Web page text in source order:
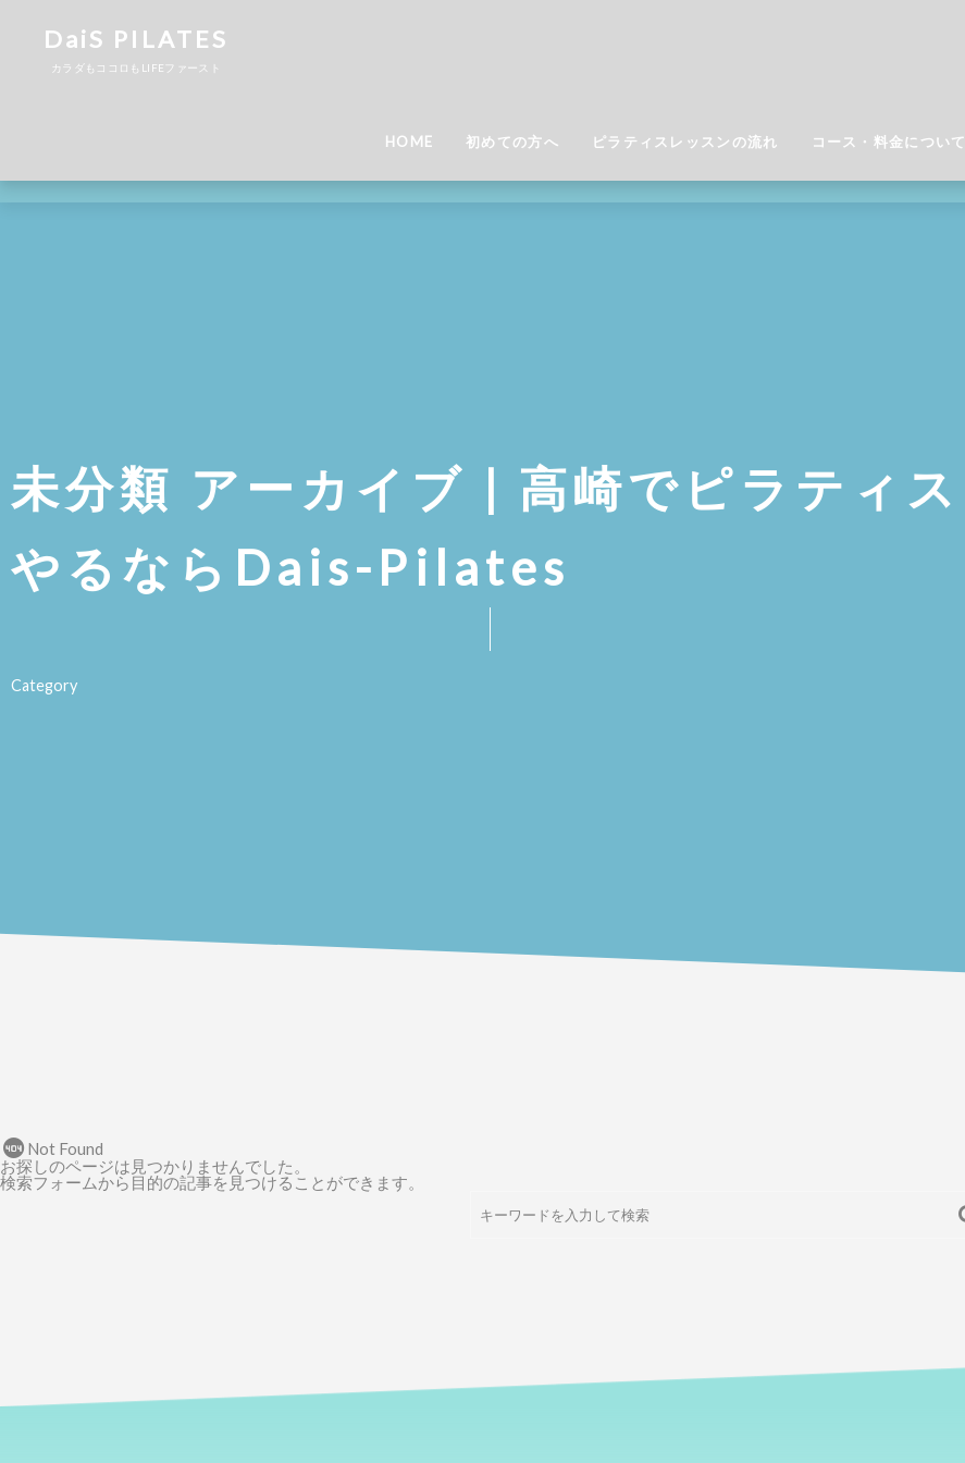
DaiS PILATES
カラダもココロもLIFEファースト
HOME 初めての方へ ピラティスレッスンの流れ コース・料金について
未分類 アーカイブ | 高崎でピラティス
やるならDais-Pilates
Category
Not Found
お探しのページは見つかりませんでした。
検索フォームから目的の記事を見つけることができます。